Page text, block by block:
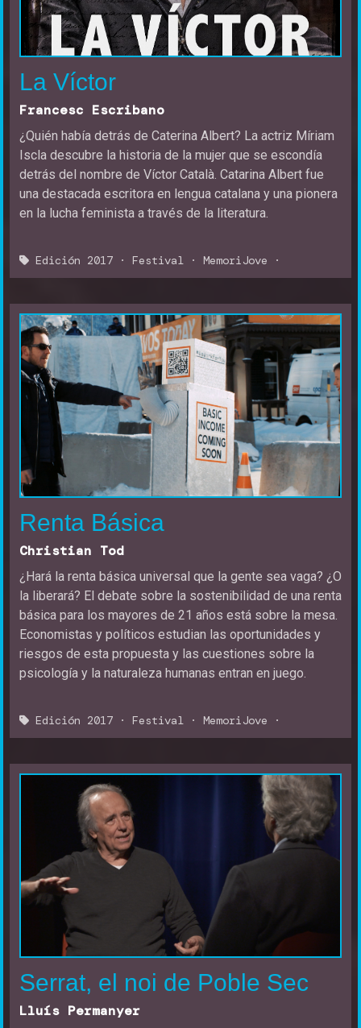
La Víctor
Francesc Escribano
¿Quién había detrás de Caterina Albert? La actriz Míriam
Iscla descubre la historia de la mujer que se escondía
detrás del nombre de Víctor Català. Catarina Albert fue
una destacada escritora en lengua catalana y una pionera
en la lucha feminista a través de la literatura.
Edición 2017 · Festival · MemoriJove ·
Renta Básica
Christian Tod
¿Hará la renta básica universal que la gente sea vaga? ¿O
la liberará? El debate sobre la sostenibilidad de una renta
básica para los mayores de 21 años está sobre la mesa.
Economistas y políticos estudian las oportunidades y
riesgos de esta propuesta y las cuestiones sobre la
psicología y la naturaleza humanas entran en juego.
Edición 2017 · Festival · MemoriJove ·
Serrat, el noi de Poble Sec
Lluís Permanyer